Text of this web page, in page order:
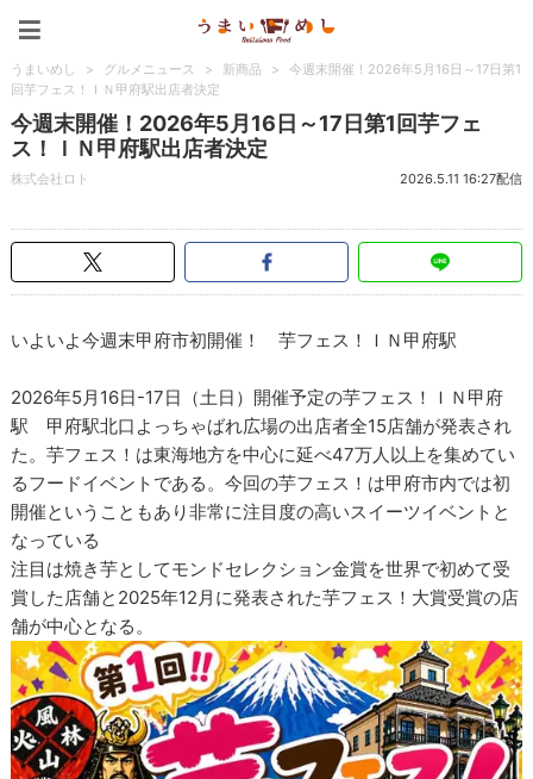
うまいめし > グルメニュース > 新商品 >
今週末開催！2026年5月16日～17日第1
回芋フェス！ＩＮ甲府駅出店者決定
今週末開催！2026年5月16日～17日第1回芋フェ
ス！ＩＮ甲府駅出店者決定
株式会社ロト 2026.5.11 16:27配信
いよいよ今週末甲府市初開催！ 芋フェス！ＩＮ甲府駅
2026年5月16日-17日（土日）開催予定の芋フェス！ＩＮ甲府
駅 甲府駅北口よっちゃばれ広場の出店者全15店舗が発表され
た。芋フェス！は東海地方を中心に延べ47万人以上を集めてい
るフードイベントである。今回の芋フェス！は甲府市内では初
開催ということもあり非常に注目度の高いスイーツイベントと
なっている
注目は焼き芋としてモンドセレクション金賞を世界で初めて受
賞した店舗と2025年12月に発表された芋フェス！大賞受賞の店
舗が中心となる。